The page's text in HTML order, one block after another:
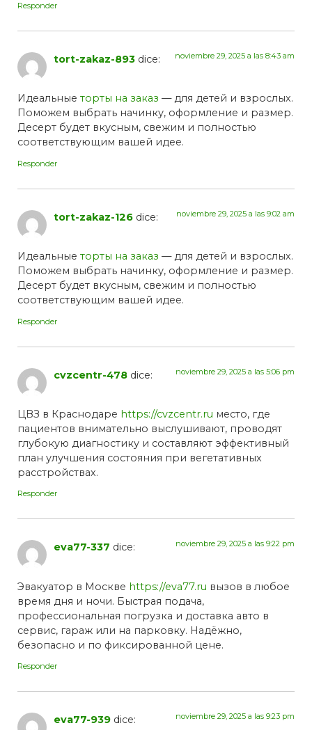
Responder
tort-zakaz-893 dice: noviembre 29, 2025 a las 8:43 am
Идеальные торты на заказ — для детей и взрослых.
Поможем выбрать начинку, оформление и размер.
Десерт будет вкусным, свежим и полностью
соответствующим вашей идее.
Responder
tort-zakaz-126 dice: noviembre 29, 2025 a las 9:02 am
Идеальные торты на заказ — для детей и взрослых.
Поможем выбрать начинку, оформление и размер.
Десерт будет вкусным, свежим и полностью
соответствующим вашей идее.
Responder
cvzcentr-478 dice: noviembre 29, 2025 a las 5:06 pm
ЦВЗ в Краснодаре https://cvzcentr.ru место, где
пациентов внимательно выслушивают, проводят
глубокую диагностику и составляют эффективный
план улучшения состояния при вегетативных
расстройствах.
Responder
eva77-337 dice: noviembre 29, 2025 a las 9:22 pm
Эвакуатор в Москве https://eva77.ru вызов в любое
время дня и ночи. Быстрая подача,
профессиональная погрузка и доставка авто в
сервис, гараж или на парковку. Надёжно,
безопасно и по фиксированной цене.
Responder
eva77-939 dice: noviembre 29, 2025 a las 9:23 pm